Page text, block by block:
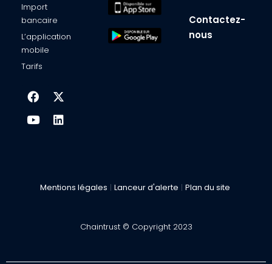
Import
bancaire​
L’application
mobile​
Tarifs
Contactez-
nous
Mentions légales | Lanceur d'alerte | Plan du site
Chaintrust © Copyright 2023